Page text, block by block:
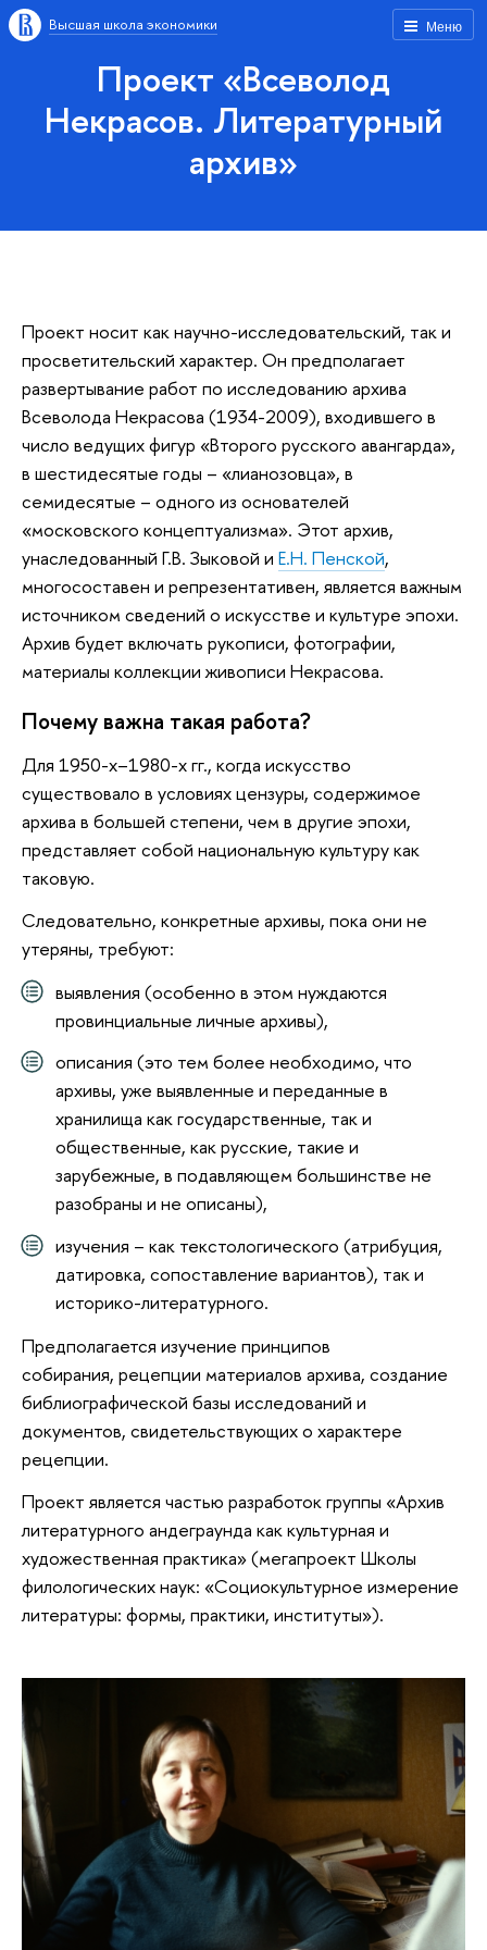
Меню
Высшая школа экономики
Проект «Всеволод
Некрасов. Литературный
архив»
Проект носит как научно-исследовательский, так и
просветительский характер. Он предполагает
развертывание работ по исследованию архива
Всеволода Некрасова (1934-2009), входившего в
число ведущих фигур «Второго русского авангарда»,
в шестидесятые годы – «лианозовца», в
семидесятые – одного из основателей
«московского концептуализма». Этот архив,
унаследованный Г.В. Зыковой и Е.Н. Пенской,
многосоставен и репрезентативен, является важным
источником сведений о искусстве и культуре эпохи.
Архив будет включать рукописи, фотографии,
материалы коллекции живописи Некрасова.
Почему важна такая работа?
Для 1950-х–1980-х гг., когда искусство
существовало в условиях цензуры, содержимое
архива в большей степени, чем в другие эпохи,
представляет собой национальную культуру как
таковую.
Следовательно, конкретные архивы, пока они не
утеряны, требуют:
выявления (особенно в этом нуждаются
провинциальные личные архивы),
описания (это тем более необходимо, что
архивы, уже выявленные и переданные в
хранилища как государственные, так и
общественные, как русские, такие и
зарубежные, в подавляющем большинстве не
разобраны и не описаны),
изучения – как текстологического (атрибуция,
датировка, сопоставление вариантов), так и
историко-литературного.
Предполагается изучение принципов
собирания, рецепции материалов архива, создание
библиографической базы исследований и
документов, свидетельствующих о характере
рецепции.
Проект является частью разработок группы «Архив
литературного андеграунда как культурная и
художественная практика» (мегапроект Школы
филологических наук: «Социокультурное измерение
литературы: формы, практики, институты»).